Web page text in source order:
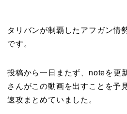
タリバンが制覇したアフガン情
です。
投稿から一日またず、noteを更
さんがこの動画を出すことを予
速攻まとめていました。